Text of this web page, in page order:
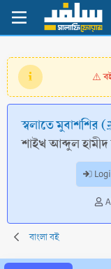
⚠️
শাইখ আব্দুল
A
t
বাংলা বই